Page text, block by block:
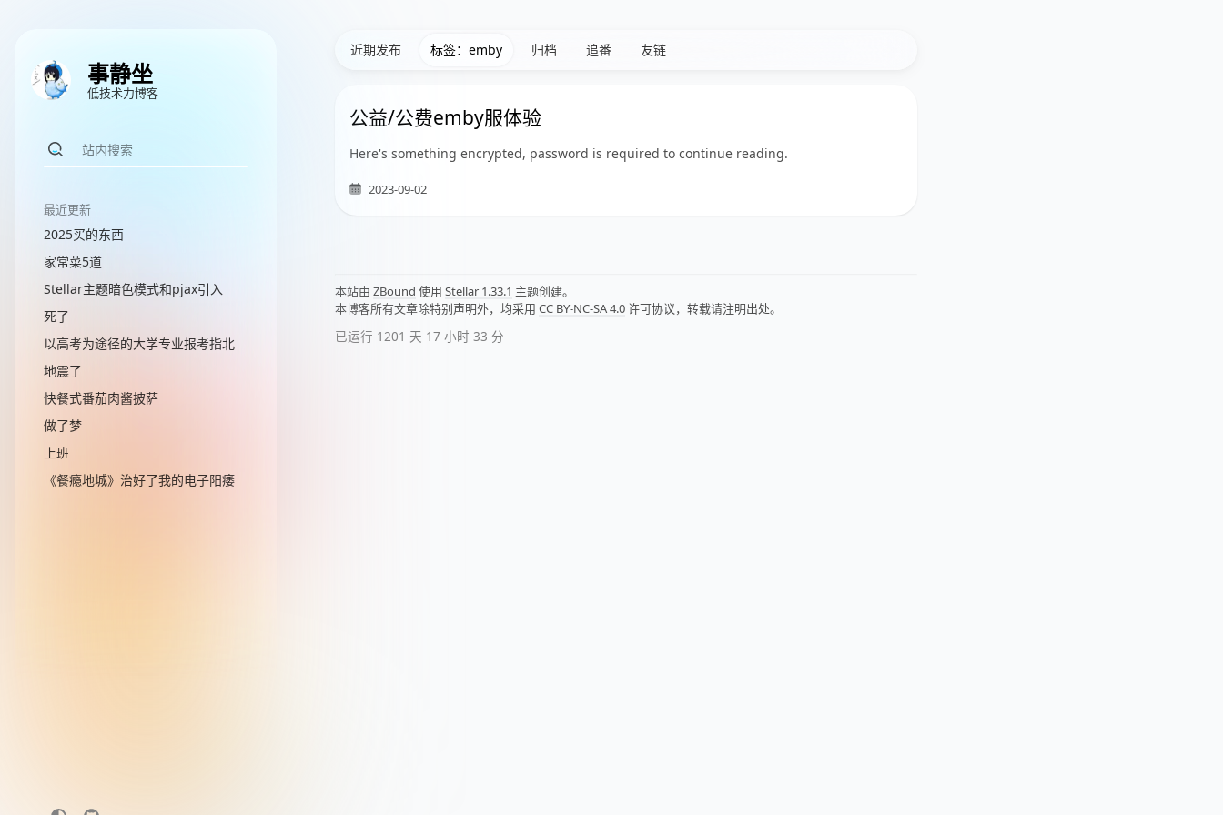
事静坐
低技术力博客
最近更新
2025买的东西
家常菜5道
Stellar主题暗色模式和pjax引入
死了
以高考为途径的大学专业报考指北
地震了
快餐式番茄肉酱披萨
做了梦
上班
《餐瘾地城》治好了我的电子阳痿
近期发布 标签：emby 归档 追番 友链
公益/公费emby服体验
Here's something encrypted, password is required to continue reading.
2023-09-02
本站由 ZBound 使用 Stellar 1.33.1 主题创建。
本博客所有文章除特别声明外，均采用 CC BY-NC-SA 4.0许可协议，转载请注明出处。
已运行 1201 天 17 小时 33 分